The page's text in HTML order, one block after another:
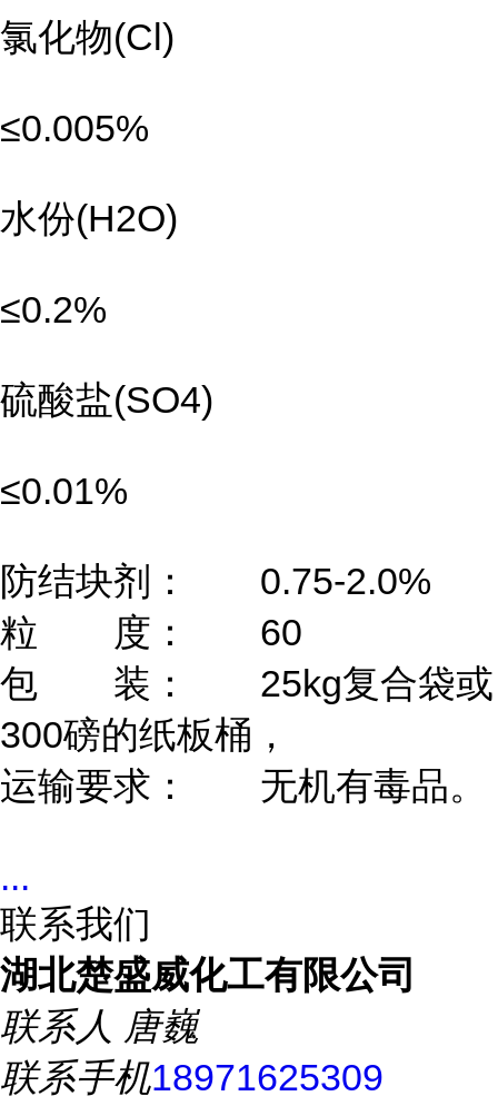
氯化物(Cl)
≤0.005%
水份(H2O)
≤0.2%
硫酸盐(SO4)
≤0.01%
防结块剂：
0.75-2.0%
粒 度：
60
包 装：
25kg复合袋或
300磅的纸板桶，
运输要求：
无机有毒品。
...
联系我们
湖北楚盛威化工有限公司
联系人 唐巍
联系手机18971625309